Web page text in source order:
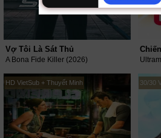
Vợ Tôi Là Sát Thủ
A Bona Fide Killer (2026)
HD VietSub + Thuyết Minh 30/30